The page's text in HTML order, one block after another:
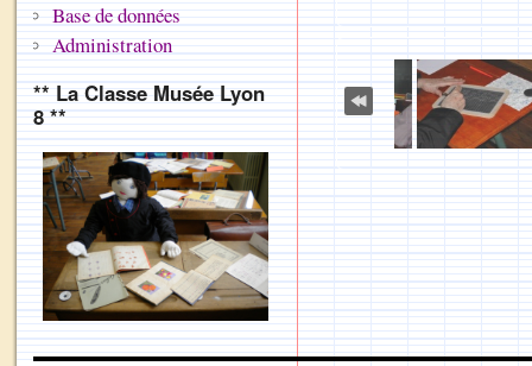
Base de données
Administration
** La Classe Musée Lyon
8 **